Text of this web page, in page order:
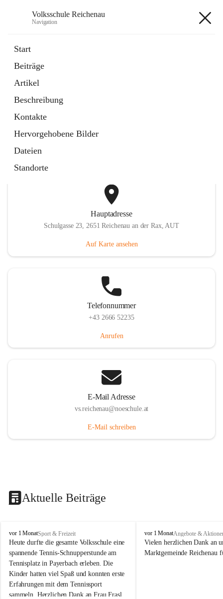
Volksschule Reichenau
Navigation
Start
Beiträge
Artikel
Beschreibung
Kontakte
Hervorgehobene Bilder
Dateien
Standorte
Externe Webseite
in
Tab
Toni Klix Maustraining
Externe Webseite
öffnet
in
neuem
Tab
Hauptadresse
Schulgasse 23, 2651 Reichenau an der Rax, AUT
Auf Karte ansehen
Telefonnummer
+43 2666 52235
Anrufen
E-Mail Adresse
vs.reichenau@noeschule.at
E-Mail schreiben
Aktuelle Beiträge
V
o
l
k
s
s
c
h
vor 1 MonatSport & Freizeit
Heute durfte die gesamte Volksschule eine
spannende Tennis-Schnupperstunde am
Tennisplatz in Payerbach erleben. Die
Kinder hatten viel Spaß und konnten erste
Erfahrungen mit dem Tennissport
sammeln. Herzlichen Dank an Frau Frasl
V
o
l
vor 1 MonatAngebote &
Vielen herzlichen Dank an
Marktgemeinde Reichenau